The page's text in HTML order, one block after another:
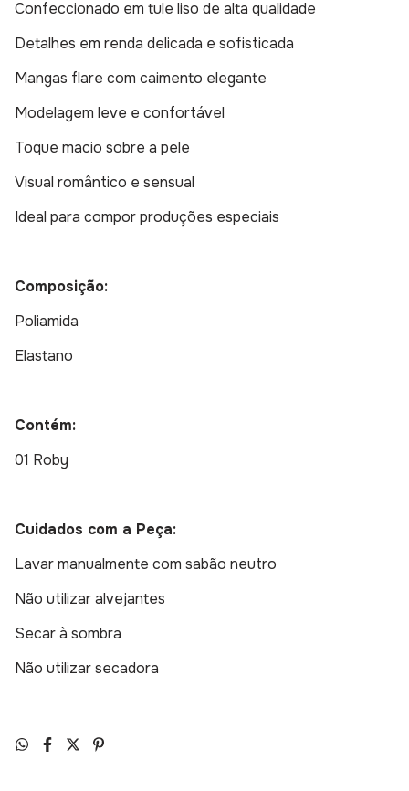
Confeccionado em tule liso de alta qualidade
Detalhes em renda delicada e sofisticada
Mangas flare com caimento elegante
Modelagem leve e confortável
Toque macio sobre a pele
Visual romântico e sensual
Ideal para compor produções especiais
Composição:
Poliamida
Elastano
Contém:
01 Roby
Cuidados com a Peça:
Lavar manualmente com sabão neutro
Não utilizar alvejantes
Secar à sombra
Não utilizar secadora